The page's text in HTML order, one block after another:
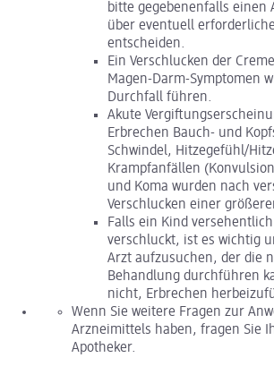
bitte gegebenenfalls einen
über eventuell
entscheiden.
Ein Verschlucken der
Magen-Darm-Symptomen
Durchfall führen.
Akute
Erbrechen Bauch- und
Schwindel, Hitzegefühl/
Krampfanfällen
und Koma wurden nach
Verschlucken einer
Falls ein Kind
verschluckt, ist es wichtig
Arzt aufzusuchen, der die
Behandlung durchführen
nicht, Erbrechen
Wenn Sie weitere Fragen zur
Arzneimittels haben, fragen Sie
Apotheker.